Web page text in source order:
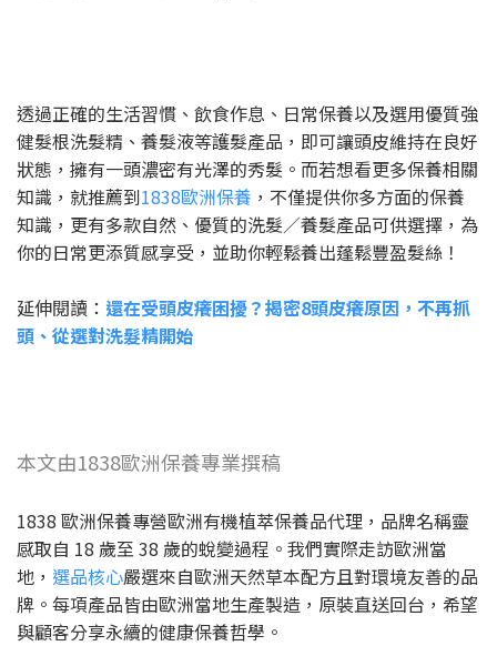
透過正確的生活習慣、飲食作息、日常保養以及選用優質強
健髮根洗髮精、養髮液等護髮產品，即可讓頭皮維持在良好
狀態，擁有一頭濃密有光澤的秀髮。而若想看更多保養相關
知識，就推薦到1838歐洲保養 ，不僅提供你多方面的保養
知識，更有多款自然、優質的洗髮／養髮產品可供選擇，為
你的日常更添質感享受，並助你輕鬆養出蓬鬆豐盈髮絲！
延伸閱讀： 還在受頭皮癢困擾？揭密8頭皮癢原因，不再抓
頭、從選對洗髮精開始
本文由1838歐洲保養專業撰稿
1838 歐洲保養專營歐洲有機植萃保養品代理，品牌名稱靈
感取自 18 歲至 38 歲的蛻變過程。我們實際走訪歐洲當
地， 選品核心嚴選來自歐洲天然草本配方且對環境友善的品
牌。每項產品皆由歐洲當地生產製造，原裝直送回台，希望
與顧客分享永續的健康保養哲學。